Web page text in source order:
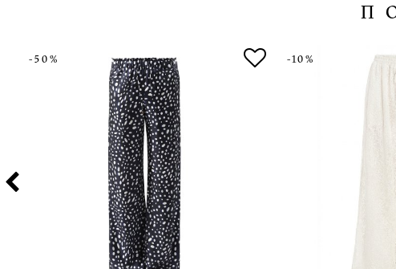
-50% -10%